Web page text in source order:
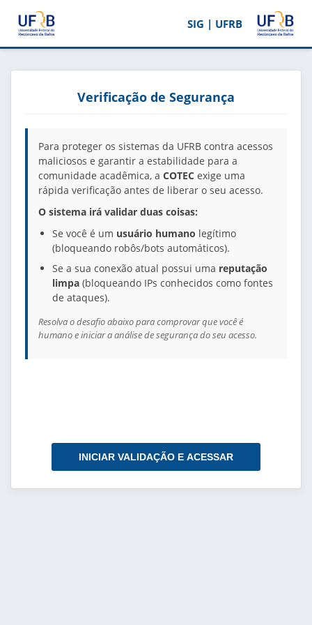
SIG | UFRB
Verificação de Segurança
Para proteger os sistemas da UFRB contra acessos
maliciosos e garantir a estabilidade para a
comunidade acadêmica, a COTEC exige uma
rápida verificação antes de liberar o seu acesso.
O sistema irá validar duas coisas:
Se você é um usuário humano legítimo
(bloqueando robôs/bots automáticos).
Se a sua conexão atual possui uma reputação
limpa (bloqueando IPs conhecidos como fontes
de ataques).
Resolva o desafio abaixo para comprovar que você é
humano e iniciar a análise de segurança do seu acesso.
INICIAR VALIDAÇÃO E ACESSAR